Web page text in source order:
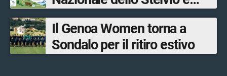
Bormio Tourism
Il Genoa Women torna a
Sondalo per il ritiro estivo